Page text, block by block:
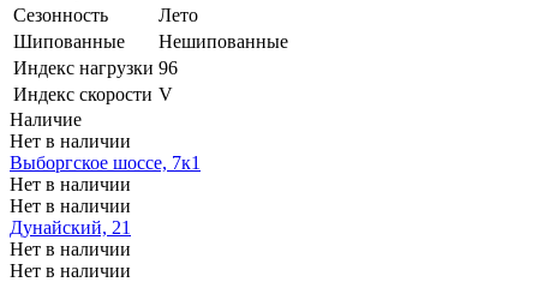
Сезонность
Лето
Шипованные
Нешипованные
Индекс нагрузки 96
Индекс скорости V
Наличие
Нет в наличии
Выборгское шоссе, 7к1
Нет в наличии
Нет в наличии
Дунайский, 21
Нет в наличии
Нет в наличии